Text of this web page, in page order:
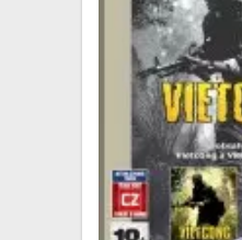
XZONE KLUB
TCG & BOARDGAME HUB
VÝKUP HER (BAZAR)